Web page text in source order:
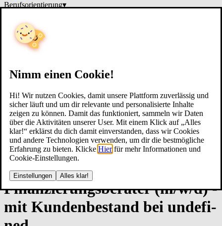
Nimm einen Cookie!
Hi! Wir nutzen Cookies, damit unsere Plattform zuverlässig und
sicher läuft und um dir relevante und personalisierte Inhalte
zeigen zu können. Damit das funktioniert, sammeln wir Daten
über die Aktivitäten unserer User. Mit einem Klick auf „Alles
klar!“ erklärst du dich damit einverstanden, dass wir Cookies
und andere Technologien verwenden, um dir die bestmögliche
Erfahrung zu bieten. Klicke Hier für mehr Informationen und
Cookie-Einstellungen.
Einstellungen Alles klar!
Berufsorientierung▾
Fi­nan­zie­rungs­be­ra­ter (m/w/d) ­
mit Kun­den­be­stan­d bei un­de­fi­